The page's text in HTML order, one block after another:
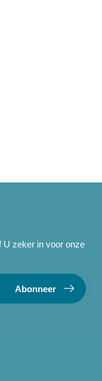
U zeker in voor onze
Abonneer